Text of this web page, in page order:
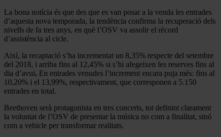
La bona notícia és que des que es van posar a la venda les entrades
d’aquesta nova temporada, la tendència confirma la recuperació dels
nivells de fa tres anys, en què l’OSV va assolir el rècord
d’assistència al cicle.
Així, la recaptació s’ha incrementat un 8,35% respecte del setembre
del 2018, i arriba fins al 12,45% si s’hi afegeixen les reserves fins al
dia d’avui. En entrades venudes l’increment encara puja més: fins al
10,20% i el 13,99%, respectivament, que corresponen a 5.150
entrades en total.
Beethoven serà protagonista en tres concerts, tot definint clarament
la voluntat de l’OSV de presentar la música no com a finalitat, sinó
com a vehicle per transformar realitats.